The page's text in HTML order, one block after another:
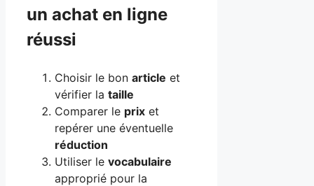
un achat en ligne
réussi
Choisir le bon article et
vérifier la taille
Comparer le prix et
repérer une éventuelle
réduction
Utiliser le vocabulaire
approprié pour la